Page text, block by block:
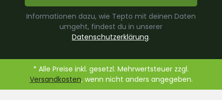
Informationen dazu, wie Tepto mit deinen Daten
umgeht, findest du in unserer
Datenschutzerklärung.
* Alle Preise inkl. gesetzl. Mehrwertsteuer zzgl.
Versandkosten, wenn nicht anders angegeben.